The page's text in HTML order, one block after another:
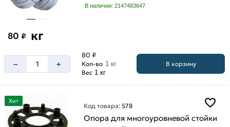
В наличии: 2147483647
80 ₽ кг
– +
80 ₽
Кол-во 1 кг
Вес 1 кг
В корзину
Хит
Код товара:578
Опора для многоуровневой стойки